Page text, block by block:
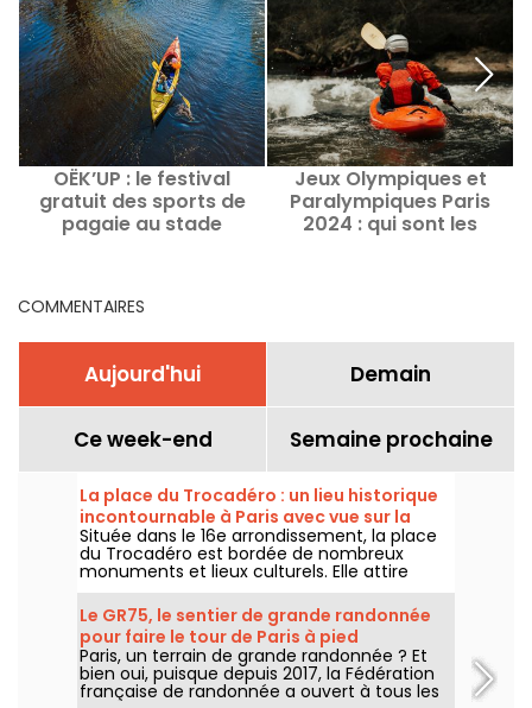
OËK’UP : le festival
gratuit des sports de
pagaie au stade
Jeux Olympiques et
Paralympiques Paris
2024 : qui sont les
COMMENTAIRES
Aujourd'hui Demain
Ce week-end Semaine prochaine
La place du Trocadéro : un lieu historique
incontournable à Paris avec vue sur la
Tour Eiffel
Située dans le 16e arrondissement, la place
du Trocadéro est bordée de nombreux
monuments et lieux culturels. Elle attire
autant les touristes que les Parisiens de
toujours grâce à sa vue imprenable sur la
Tour Eiffel.
Le GR75, le sentier de grande randonnée
pour faire le tour de Paris à pied
Paris, un terrain de grande randonnée ? Et
bien oui, puisque depuis 2017, la Fédération
française de randonnée a ouvert à tous les